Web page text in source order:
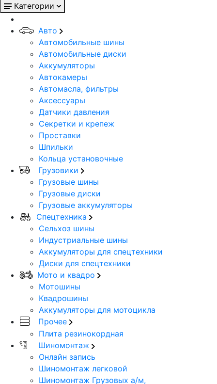
Категории
Авто
Автомобильные шины
Автомобильные диски
Аккумуляторы
Автокамеры
Автомасла, фильтры
Аксессуары
Датчики давления
Секретки и крепеж
Проставки
Шпильки
Кольца установочные
Грузовики
Грузовые шины
Грузовые диски
Грузовые аккумуляторы
Спецтехника
Сельхоз шины
Индустриальные шины
Аккумуляторы для спецтехники
Диски для спецтехники
Мото и квадро
Мотошины
Квадрошины
Аккумуляторы для мотоцикла
Прочее
Плита резинокордная
Шиномонтаж
Онлайн запись
Шиномонтаж легковой
Шиномонтаж Грузовых а/м,